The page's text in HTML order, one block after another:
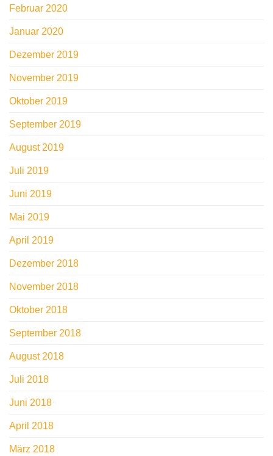
Februar 2020
Januar 2020
Dezember 2019
November 2019
Oktober 2019
September 2019
August 2019
Juli 2019
Juni 2019
Mai 2019
April 2019
Dezember 2018
November 2018
Oktober 2018
September 2018
August 2018
Juli 2018
Juni 2018
April 2018
März 2018